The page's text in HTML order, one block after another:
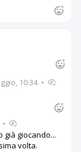
10:34 •
•
già giocando...
volta.